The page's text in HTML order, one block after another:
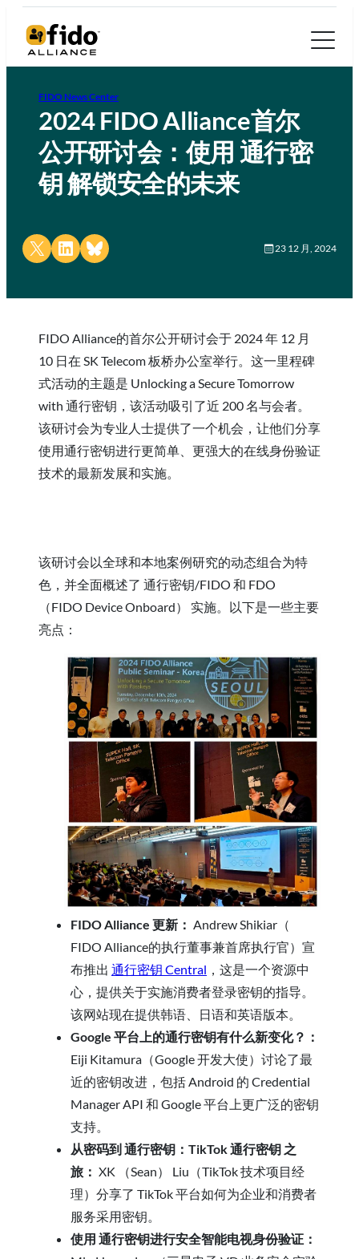
FIDO News Center
2024 FIDO Alliance首尔
公开研讨会：使用 通行密
钥 解锁安全的未来
Share on X Share on LinkedIn
Share on Bluesky 23 12 月, 2024
FIDO Alliance的首尔公开研讨会于 2024 年 12 月
10 日在 SK Telecom 板桥办公室举行。这一里程碑
式活动的主题是 Unlocking a Secure Tomorrow
with 通行密钥，该活动吸引了近 200 名与会者。
该研讨会为专业人士提供了一个机会，让他们分享
使用通行密钥进行更简单、更强大的在线身份验证
技术的最新发展和实施。
该研讨会以全球和本地案例研究的动态组合为特
色，并全面概述了 通行密钥/FIDO 和 FDO
（FIDO Device Onboard） 实施。以下是一些主要
亮点：
FIDO Alliance 更新： Andrew Shikiar（
FIDO Alliance的执行董事兼首席执行官）宣
布推出 通行密钥 Central ，这是一个资源中
心，提供关于实施消费者登录密钥的指导。
该网站现在提供韩语、日语和英语版本。
Google 平台上的通行密钥有什么新变化？：
Eiji Kitamura（Google 开发大使）讨论了最
近的密钥改进，包括 Android 的 Credential
Manager API 和 Google 平台上更广泛的密钥
支持。
从密码到 通行密钥：TikTok 通行密钥 之
旅： XK （Sean） Liu（TikTok 技术项目经
理）分享了 TikTok 平台如何为企业和消费者
服务采用密钥。
使用 通行密钥进行安全智能电视身份验证：